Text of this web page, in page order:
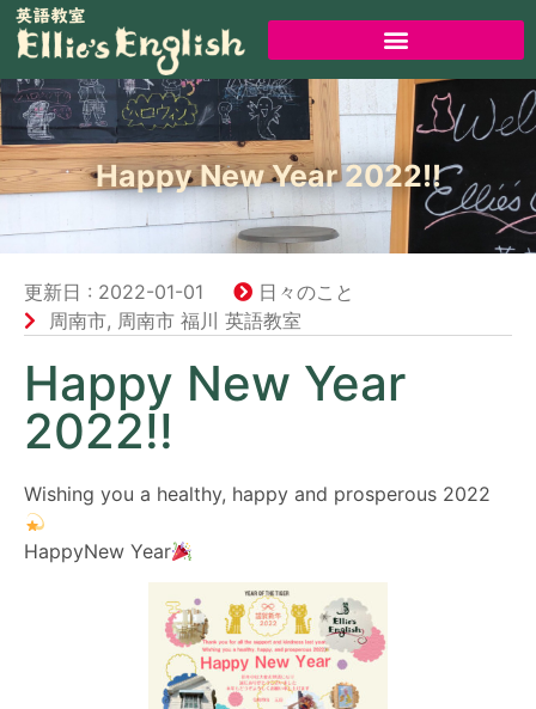
Happy New Year 2022!!
更新日 : 2022-01-01
日々のこと
周南市, 周南市 福川 英語教室
Happy New Year
2022!!
Wishing you a healthy, happy and prosperous 2022
HappyNew Year